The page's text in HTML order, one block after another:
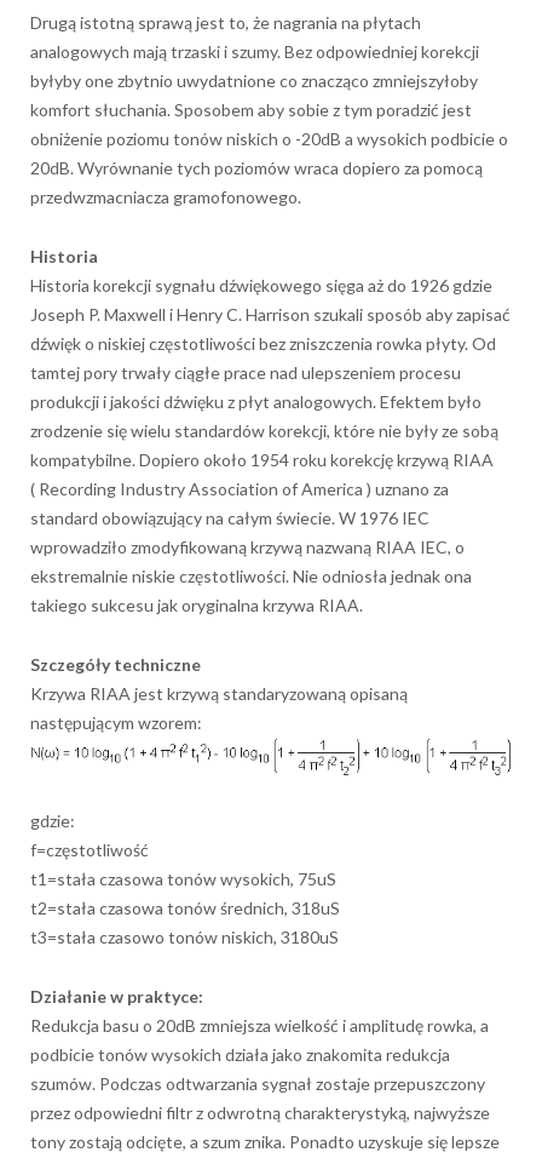
Drugą istotną sprawą jest to, że nagrania na płytach
analogowych mają trzaski i szumy. Bez odpowiedniej korekcji
byłyby one zbytnio uwydatnione co znacząco zmniejszyłoby
komfort słuchania. Sposobem aby sobie z tym poradzić jest
obniżenie poziomu tonów niskich o -20dB a wysokich podbicie o
20dB. Wyrównanie tych poziomów wraca dopiero za pomocą
przedwzmacniacza gramofonowego.
Historia
Historia korekcji sygnału dźwiękowego sięga aż do 1926 gdzie
Joseph P. Maxwell i Henry C. Harrison szukali sposób aby zapisać
dźwięk o niskiej częstotliwości bez zniszczenia rowka płyty. Od
tamtej pory trwały ciągłe prace nad ulepszeniem procesu
produkcji i jakości dźwięku z płyt analogowych. Efektem było
zrodzenie się wielu standardów korekcji, które nie były ze sobą
kompatybilne. Dopiero około 1954 roku korekcję krzywą RIAA
( Recording Industry Association of America ) uznano za
standard obowiązujący na całym świecie. W 1976 IEC
wprowadziło zmodyfikowaną krzywą nazwaną RIAA IEC, o
ekstremalnie niskie częstotliwości. Nie odniosła jednak ona
takiego sukcesu jak oryginalna krzywa RIAA.
Szczegóły techniczne
Krzywa RIAA jest krzywą standaryzowaną opisaną
następującym wzorem:
gdzie:
f=częstotliwość
t1=stała czasowa tonów wysokich, 75uS
t2=stała czasowa tonów średnich, 318uS
t3=stała czasowo tonów niskich, 3180uS
Działanie w praktyce:
Redukcja basu o 20dB zmniejsza wielkość i amplitudę rowka, a
podbicie tonów wysokich działa jako znakomita redukcja
szumów. Podczas odtwarzania sygnał zostaje przepuszczony
przez odpowiedni filtr z odwrotną charakterystyką, najwyższe
tony zostają odcięte, a szum znika. Ponadto uzyskuje się lepsze